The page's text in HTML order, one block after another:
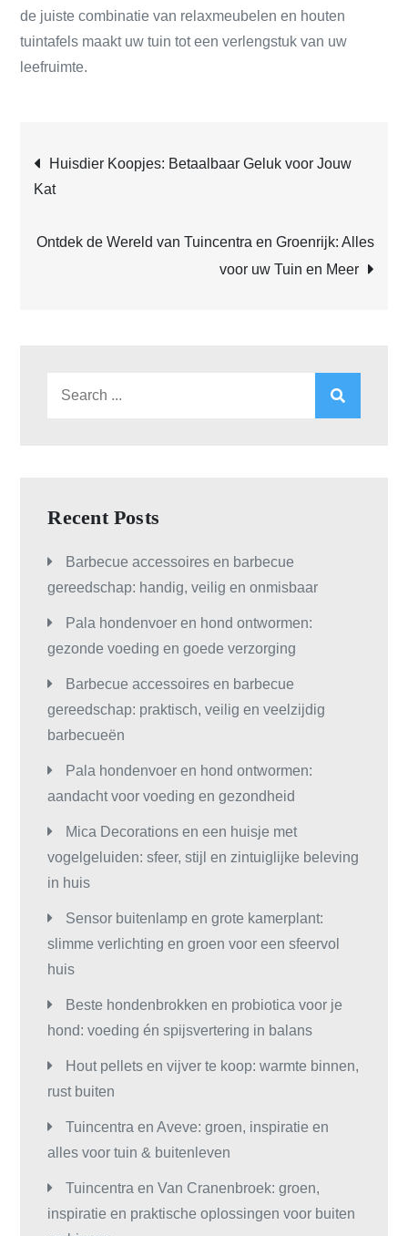
de juiste combinatie van relaxmeubelen en houten
tuintafels maakt uw tuin tot een verlengstuk van uw
leefruimte.
Post
navigation
Huisdier Koopjes: Betaalbaar Geluk voor Jouw
Kat
Ontdek de Wereld van Tuincentra en Groenrijk: Alles
voor uw Tuin en Meer
Recent Posts
Barbecue accessoires en barbecue
gereedschap: handig, veilig en onmisbaar
Pala hondenvoer en hond ontwormen:
gezonde voeding en goede verzorging
Barbecue accessoires en barbecue
gereedschap: praktisch, veilig en veelzijdig
barbecueën
Pala hondenvoer en hond ontwormen:
aandacht voor voeding en gezondheid
Mica Decorations en een huisje met
vogelgeluiden: sfeer, stijl en zintuiglijke beleving
in huis
Sensor buitenlamp en grote kamerplant:
slimme verlichting en groen voor een sfeervol
huis
Beste hondenbrokken en probiotica voor je
hond: voeding én spijsvertering in balans
Hout pellets en vijver te koop: warmte binnen,
rust buiten
Tuincentra en Aveve: groen, inspiratie en
alles voor tuin & buitenleven
Tuincentra en Van Cranenbroek: groen,
inspiratie en praktische oplossingen voor buiten